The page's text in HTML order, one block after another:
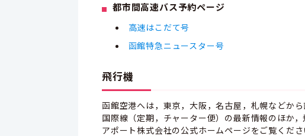
都市間高速バス予約ページ
高速はこだて号
函館特急ニュースター号
飛行機
函館空港へは，東京，大阪，名古屋，札幌などから
国際線（定期，チャーター便）の最新情報のほか
アポート株式会社の公式ホームページをご覧くださ